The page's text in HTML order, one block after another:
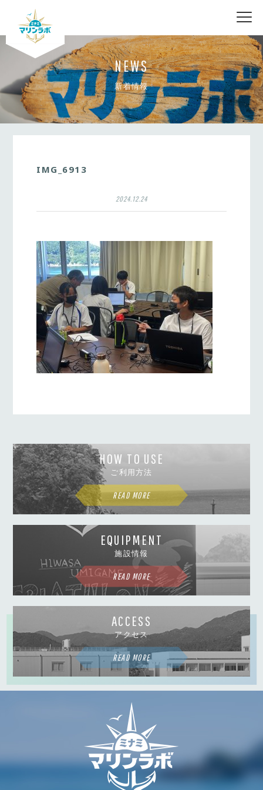
nav
NEWS
新着情報
IMG_6913
2024.12.24
HOW TO USE
ご利用方法
READ MORE
EQUIPMENT
施設情報
READ MORE
ACCESS
アクセス
READ MORE